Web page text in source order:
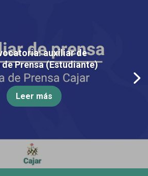
auxiliar de
Prensa (Estudiante)
Leer más